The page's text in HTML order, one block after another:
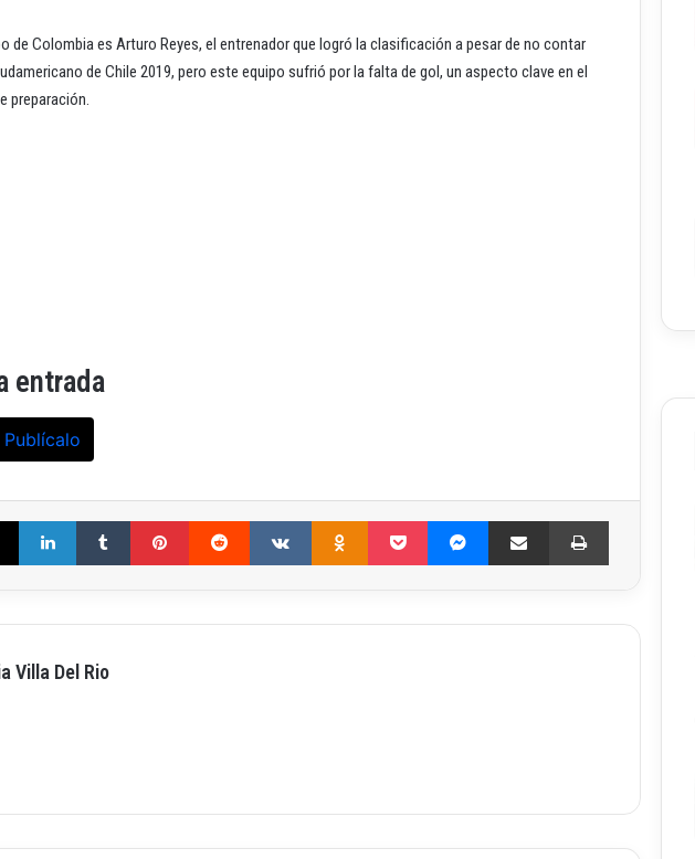
de Colombia es Arturo Reyes, el entrenador que logró la clasificación a pesar de no contar
de Chile 2019, pero este equipo sufrió por la falta de gol, un aspecto clave en el
preparación.
entrada
Publícalo
X LinkedIn Tumblr Pinterest Reddit VKontakte Odnoklassniki Pocket Messenger Compartir por correo electrónico
Villa Del Rio